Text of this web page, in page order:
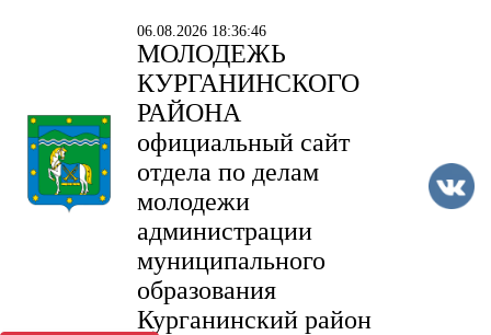
06.08.2026 18:36:46
МОЛОДЕЖЬ
КУРГАНИНСКОГО
РАЙОНА
официальный сайт
отдела по делам
молодежи
администрации
муниципального
образования
Курганинский район